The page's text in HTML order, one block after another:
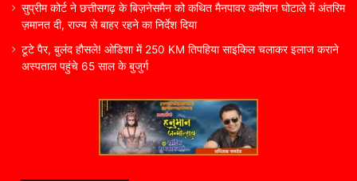
सुप्रीम कोर्ट ने छत्तीसगढ़ के बिज़नेसमैन को कथित मैनपावर कमीशन घोटाले में अंतरिम
ज़मानत दी, राज्य से बाहर रहने का निर्देश दिया
टूटे पैर, बुलंद हौसले! ओडिशा में 250 KM तिपहिया साइकिल चलाकर इलाज कराने
अस्पताल पहुंचे 65 साल के बुजुर्ग